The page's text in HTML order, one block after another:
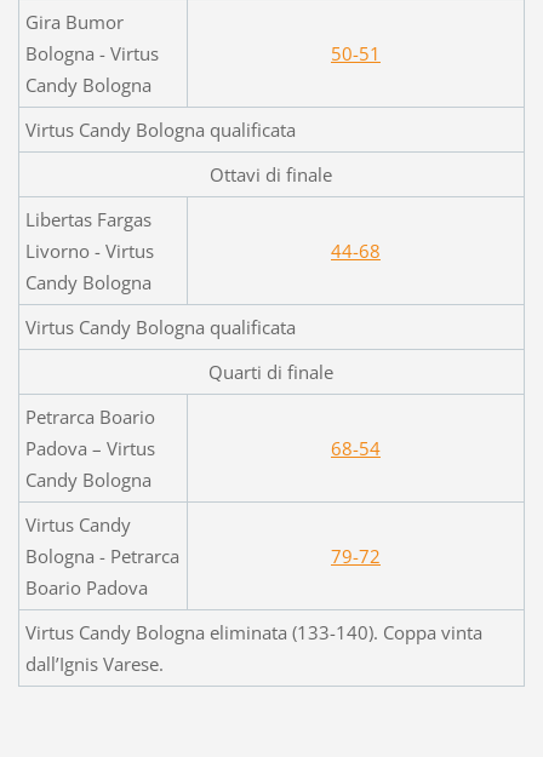
Gira Bumor
Bologna - Virtus
Candy Bologna
50-51
Virtus Candy Bologna qualificata
Ottavi di finale
Libertas Fargas
Livorno - Virtus
Candy Bologna
44-68
Virtus Candy Bologna qualificata
Quarti di finale
Petrarca Boario
Padova – Virtus
Candy Bologna
68-54
Virtus Candy
Bologna - Petrarca
Boario Padova
79-72
Virtus Candy Bologna eliminata (133-140). Coppa vinta
dall’Ignis Varese.